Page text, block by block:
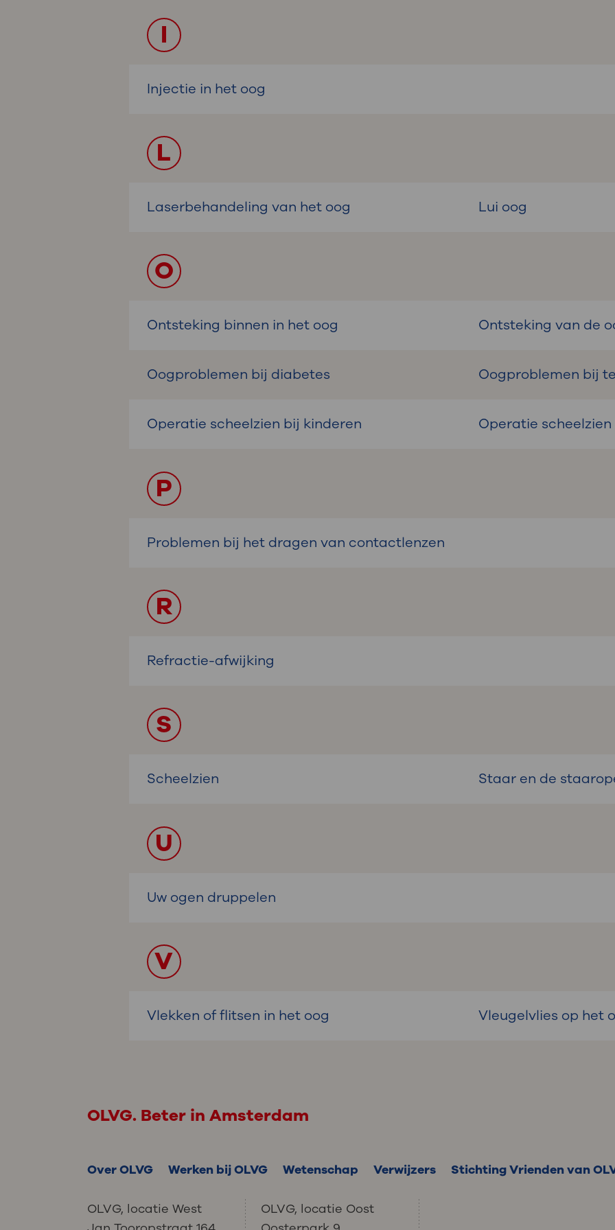
I
Injectie in het oog
L
Laserbehandeling van het oog Lui oog
O
Ontsteking binnen in het oog Ontsteking van de
Oogproblemen bij diabetes Oogproblemen bij
Operatie scheelzien bij kinderen Operatie
P
Problemen bij het dragen van contactlenzen
R
Refractie-afwijking
S
Scheelzien Staar en de
U
Uw ogen druppelen
V
Vlekken of flitsen in het oog Vleugelvlies op het
OLVG. Beter in Amsterdam
Over OLVG Werken bij OLVG Wetenschap Verwijzers Stichting Vrienden van
OLVG, locatie West
OLVG, locatie Oost